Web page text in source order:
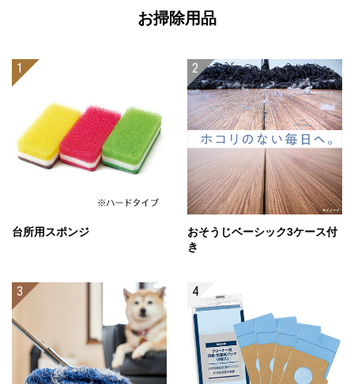
お掃除用品
台所用スポンジ
おそうじベーシック3ケース付
き